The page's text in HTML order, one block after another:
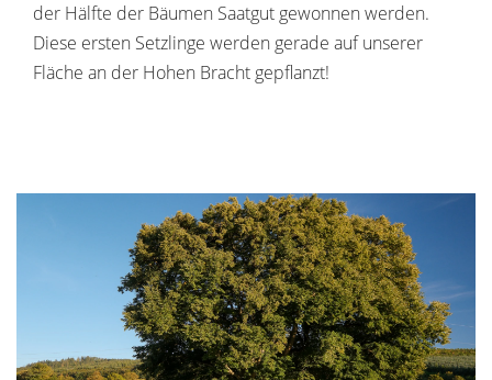
der Hälfte der Bäumen Saatgut gewonnen werden.
Diese ersten Setzlinge werden gerade auf unserer
Fläche an der Hohen Bracht gepflanzt!